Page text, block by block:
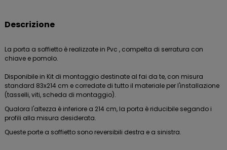
Descrizione
La porta a soffietto è realizzate in Pvc , compelta di serratura con
chiave e pomolo.
Disponibile in Kit di montaggio destinate al fai da te, con misura
standard 83x214 cm e corredate di tutto il materiale per l'installazione
(tasselli, viti, scheda di montaggio).
Qualora l'altezza è inferiore a 214 cm, la porta è riducibile segando i
profili alla misura desiderata.
Queste porte a soffietto sono reversibili destra e a sinistra.